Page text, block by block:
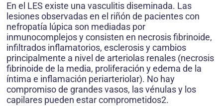
En el LES existe una vasculitis diseminada. Las
lesiones observadas en el riñón de pacientes con
nefropatía lúpica son mediadas por
inmunocomplejos y consisten en necrosis fibrinoide,
infiltrados inflamatorios, esclerosis y cambios
principalmente a nivel de arteriolas renales (necrosis
fibrinoide de la media, proliferación y edema de la
íntima e inflamación periarteriolar). No hay
compromiso de grandes vasos, las vénulas y los
capilares pueden estar comprometidos2.